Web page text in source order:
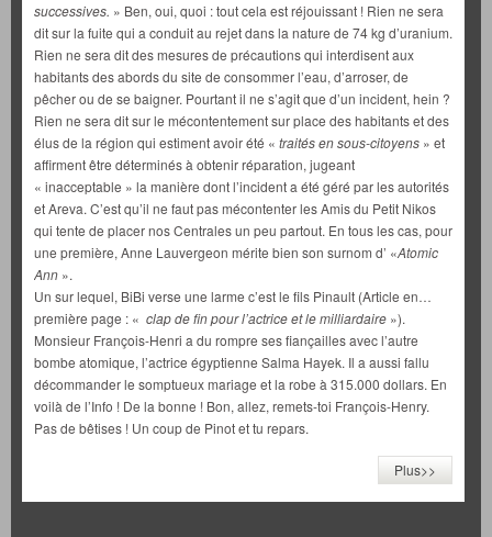
successives. » Ben, oui, quoi : tout cela est réjouissant ! Rien ne sera
dit sur la fuite qui a conduit au rejet dans la nature de 74 kg d’uranium.
Rien ne sera dit des mesures de précautions qui interdisent aux
habitants des abords du site de consommer l’eau, d’arroser, de
pêcher ou de se baigner. Pourtant il ne s’agit que d’un incident, hein ?
Rien ne sera dit sur le mécontentement sur place des habitants et des
élus de la région qui estiment avoir été « traités en sous-citoyens » et
affirment être déterminés à obtenir réparation, jugeant
« inacceptable » la manière dont l’incident a été géré par les autorités
et Areva. C’est qu’il ne faut pas mécontenter les Amis du Petit Nikos
qui tente de placer nos Centrales un peu partout. En tous les cas, pour
une première, Anne Lauvergeon mérite bien son surnom d’ «Atomic
Ann ».
Un sur lequel, BiBi verse une larme c’est le fils Pinault (Article en…
première page : « clap de fin pour l’actrice et le milliardaire »).
Monsieur François-Henri a du rompre ses fiançailles avec l’autre
bombe atomique, l’actrice égyptienne Salma Hayek. Il a aussi fallu
décommander le somptueux mariage et la robe à 315.000 dollars. En
voilà de l’Info ! De la bonne ! Bon, allez, remets-toi François-Henry.
Pas de bêtises ! Un coup de Pinot et tu repars.
Plus>>